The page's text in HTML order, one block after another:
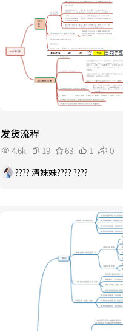
发货流程
4.6k 19 63 1
0
???? 清妹妹???? ????